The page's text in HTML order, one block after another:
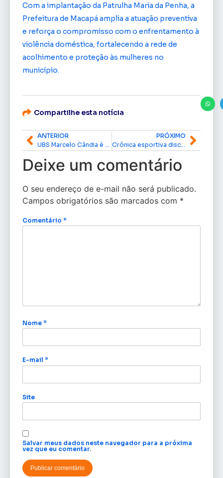
Com a implantação da Patrulha Maria da Penha, a
Prefeitura de Macapá amplia a atuação preventiva
e reforça o compromisso com o enfrentamento à
violência doméstica, fortalecendo a rede de
acolhimento e proteção às mulheres no
município.
Compartilhe esta notícia
ANTERIOR
PRÓXIMO
Crônica esportiva discute cobertura do futebol amapaense 2026 em reunião com Roberto Góes
Deixe um comentário
O seu endereço de e-mail não será publicado.
Campos obrigatórios são marcados com *
Comentário *
Nome *
E-mail *
Site
Salvar meus dados neste navegador para a próxima
vez que eu comentar.